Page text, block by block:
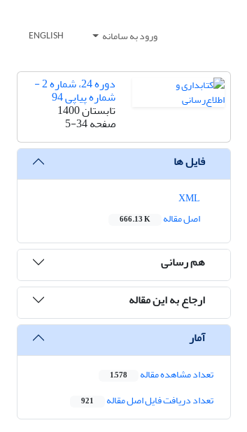
ورود به سامانه ENGLISH
دوره 24، شماره 2 -
شماره پیاپی 94
تابستان 1400
صفحه5-34
فایل ها
اصل مقاله
666.13 K
هم رسانی
ارجاع به این مقاله
آمار
تعداد مشاهده مقاله 1,578
تعداد دریافت فایل اصل مقاله 921